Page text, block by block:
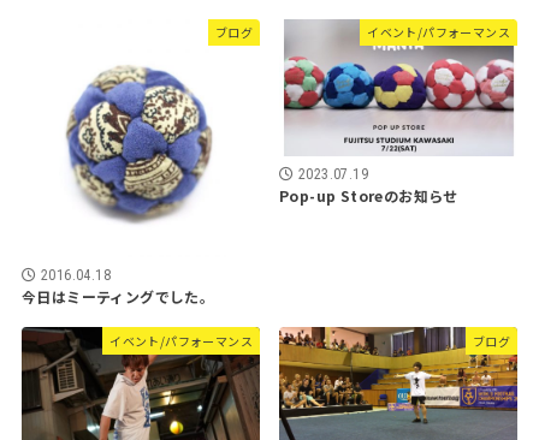
ブログ
2016.04.18
今日はミーティングでした。
イベント/パフォーマンス
2023.07.19
Pop-up Storeのお知らせ
イベント/パフォーマンス ブログ